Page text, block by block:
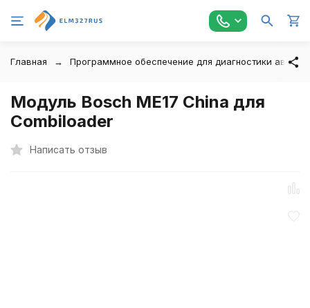
Главная Программное обеспечение для диагностики
Модуль Bosch ME17 China для
Combiloader
Написать отзыв